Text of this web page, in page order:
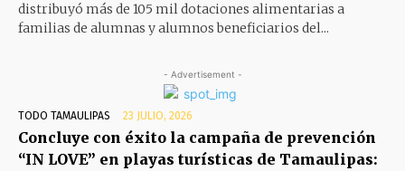
distribuyó más de 105 mil dotaciones alimentarias a
familias de alumnas y alumnos beneficiarios del...
- Advertisement -
TODO TAMAULIPAS 23 JULIO, 2026
Concluye con éxito la campaña de prevención
“IN LOVE” en playas turísticas de Tamaulipas: